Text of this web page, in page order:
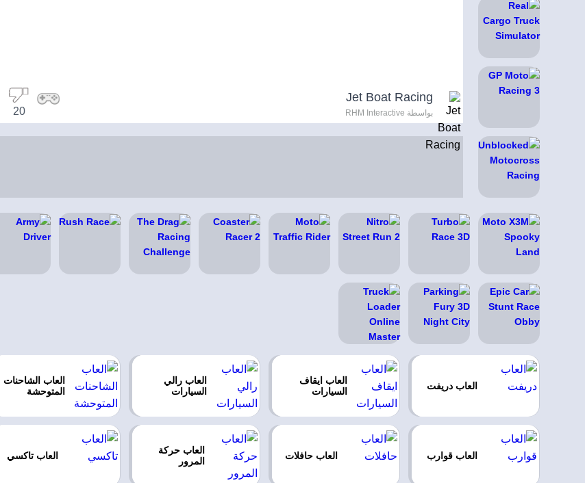
Jet Boat Racing
بواسطة RHM Interactive 20
العاب دريفت
العاب ايقاف
السيارات
العاب رالي
السيارات
العاب الشاحنات
المتوحشة
العاب قوارب العاب حافلات
العاب حركة
المرور
العاب تاكسي